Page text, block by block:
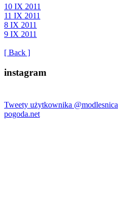
10 IX 2011
11 IX 2011
8 IX 2011
9 IX 2011
[ Back ]
instagram
Tweety użytkownika @modlesnica
pogoda.net